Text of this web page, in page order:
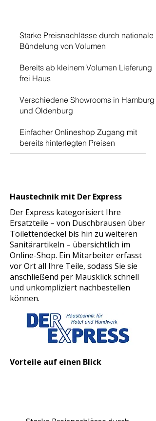
Starke Preisnachlässe durch nationale
Bündelung von Volumen
Bereits ab kleinem Volumen Lieferung
frei Haus
Verschiedene Showrooms in Hamburg
und Oldenburg
Einfacher Onlineshop Zugang mit
bereits hinterlegten Preisen
Haustechnik mit Der Express
Der Express kategorisiert Ihre
Ersatzteile – von Duschbrausen über
Toilettendeckel bis hin zu weiteren
Sanitärartikeln – übersichtlich im
Online-Shop. Ein Mitarbeiter erfasst
vor Ort all Ihre Teile, sodass Sie sie
anschließend per Mausklick schnell
und unkompliziert nachbestellen
können.
Vorteile auf einen Blick